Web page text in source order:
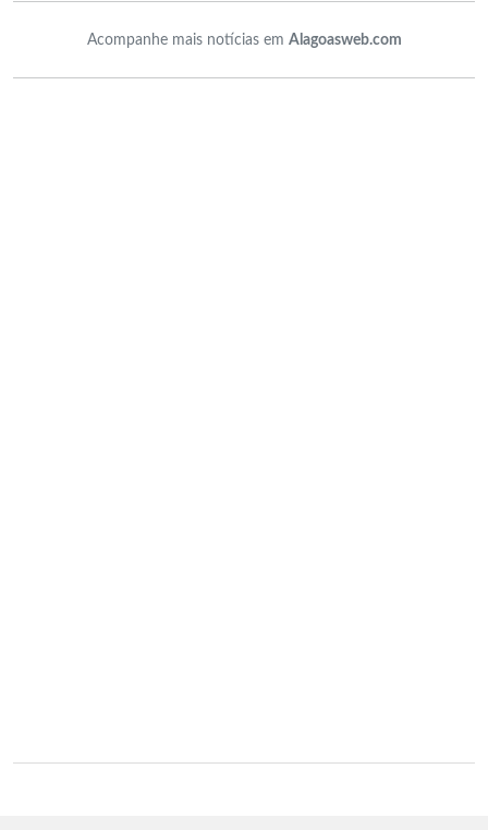
Acompanhe mais notícias em Alagoasweb.com